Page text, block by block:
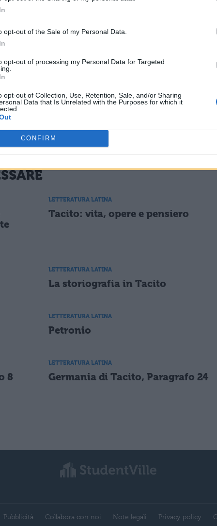
opt-out of the Sale of my Personal Data.
opt-out of processing my Personal Data for Targeted
opt-out of Collection, Use, Retention, Sale, and/or Sharing
Data that Is Unrelated with the Purposes for which it
CONFIRM
e tristezza. Alle donne si addice piangere,
dei Germani in generale; ora passo a
indicando quali popoli siano passati dalla
LETTERATURA LATINA
Tacito: vita, opere e pensiero
LETTERATURA LATINA
La storiografia in Tacito
LETTERATURA LATINA
Petronio
8
LETTERATURA LATINA
Germania di Tacito, Paragrafo 24
Pubblicità Collabora con noi Note legali Privacy policy